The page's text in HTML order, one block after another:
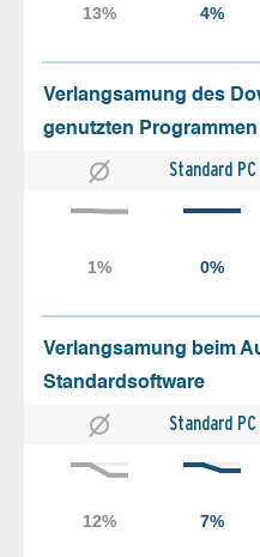
Verlangsamung des
genutzten Programmen
Standard PC
Verlangsamung beim
Standardsoftware
Standard PC